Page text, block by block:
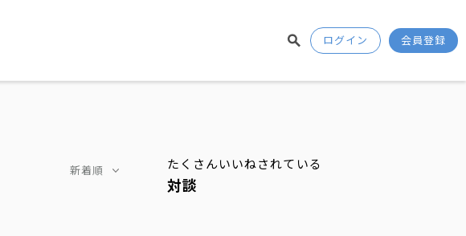
ログイン 会員登録
新着順 たくさんいいねされている
対談